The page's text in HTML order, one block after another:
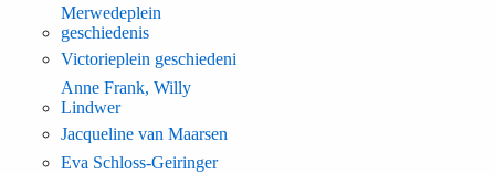
Merwedeplein
geschiedenis
Victorieplein geschiedeni
Anne Frank, Willy
Lindwer
Jacqueline van Maarsen
Eva Schloss-Geiringer